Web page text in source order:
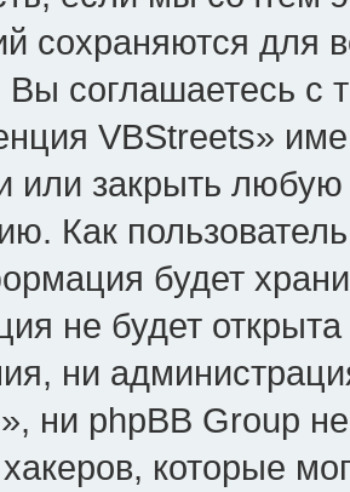
сохраняются для
Вы соглашаетесь
VBStreets»
или закрыть
Как
будет
не будет
ни
ни phpBB Group
которые